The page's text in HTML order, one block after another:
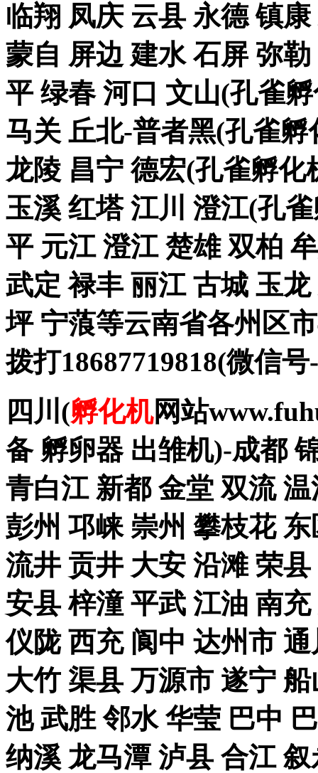
临翔 凤庆 云县 永德 镇
蒙自 屏边 建水 石屏 弥
平 绿春 河口 文山(孔雀
马关 丘北-普者黑(孔雀
龙陵 昌宁 德宏(孔雀孵
玉溪 红塔 江川 澄江(孔
平 元江 澄江 楚雄 双柏
武定 禄丰 丽江 古城 玉
坪 宁蒗等云南省各州区
拨打18687719818(微信
四川(孵化机网站
备 孵卵器 出雏机)-成都
青白江 新都 金堂 双流
彭州 邛崃 崇州 攀枝花
流井 贡井 大安 沿滩 荣
安县 梓潼 平武 江油 南
仪陇 西充 阆中 达州市
大竹 渠县 万源市 遂宁
池 武胜 邻水 华莹 巴中
纳溪 龙马潭 泸县 合江